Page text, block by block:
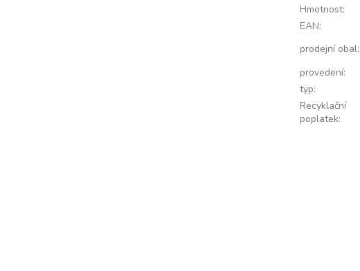
Hmotnost:
EAN:
prodejní obal:
provedení:
typ:
Recyklační
poplatek: